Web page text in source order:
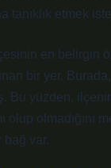
tanıklık etmek
en belirgin
bir yer.
Bu yüzden,
olup olmadığını
bağ var.